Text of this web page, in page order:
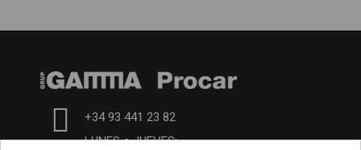
+34 93 441 23 82
LUNES a JUEVES: